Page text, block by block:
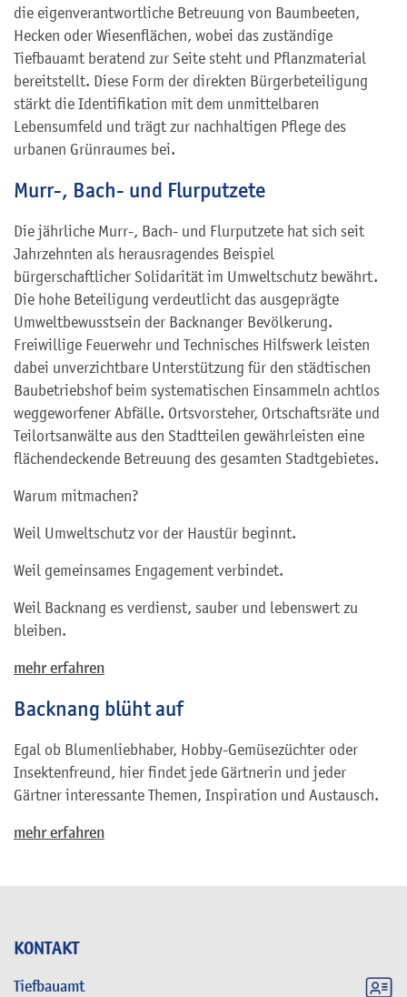
KONTAKT
Tiefbauamt
die eigenverantwortliche Betreuung von Baumbeeten,
Hecken oder Wiesenflächen, wobei das zuständige
Tiefbauamt beratend zur Seite steht und Pflanzmaterial
bereitstellt. Diese Form der direkten Bürgerbeteiligung
stärkt die Identifikation mit dem unmittelbaren
Lebensumfeld und trägt zur nachhaltigen Pflege des
urbanen Grünraumes bei.
Murr-, Bach- und Flurputzete
Die jährliche Murr-, Bach- und Flurputzete hat sich seit
Jahrzehnten als herausragendes Beispiel
bürgerschaftlicher Solidarität im Umweltschutz bewährt.
Die hohe Beteiligung verdeutlicht das ausgeprägte
Umweltbewusstsein der Backnanger Bevölkerung.
Freiwillige Feuerwehr und Technisches Hilfswerk leisten
dabei unverzichtbare Unterstützung für den städtischen
Baubetriebshof beim systematischen Einsammeln achtlos
weggeworfener Abfälle. Ortsvorsteher, Ortschaftsräte und
Teilortsanwälte aus den Stadtteilen gewährleisten eine
flächendeckende Betreuung des gesamten Stadtgebietes.
Warum mitmachen?
Weil Umweltschutz vor der Haustür beginnt.
Weil gemeinsames Engagement verbindet.
Weil Backnang es verdienst, sauber und lebenswert zu
bleiben.
mehr erfahren
Backnang blüht auf
Egal ob Blumenliebhaber, Hobby-Gemüsezüchter oder
Insektenfreund, hier findet jede Gärtnerin und jeder
Gärtner interessante Themen, Inspiration und Austausch.
mehr erfahren